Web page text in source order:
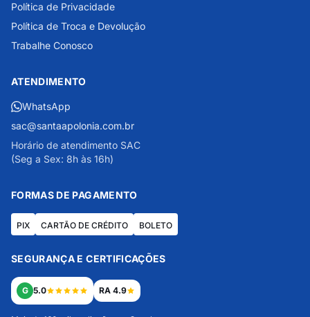
Política de Privacidade
Política de Troca e Devolução
Trabalhe Conosco
ATENDIMENTO
WhatsApp
sac@santaapolonia.com.br
Horário de atendimento SAC
(Seg a Sex: 8h às 16h)
FORMAS DE PAGAMENTO
PIX CARTÃO DE CRÉDITO BOLETO
SEGURANÇA E CERTIFICAÇÕES
G 5.0 RA 4.9